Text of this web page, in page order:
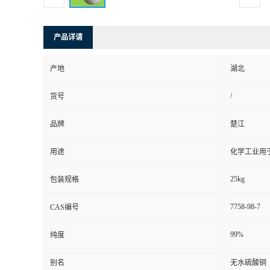
产品详请
产地 湖北
货号 /
品牌 楚江
用途 化学工业用
包装规格 25kg
CAS编号 7758-98-7
纯度 99%
别名 无水硫酸铜